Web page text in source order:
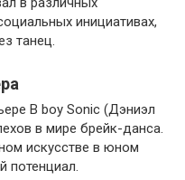
инициативах,
танец.
B boy Sonic (Дэниэл
в мире брейк-данса.
искусстве в юном
потенциал.